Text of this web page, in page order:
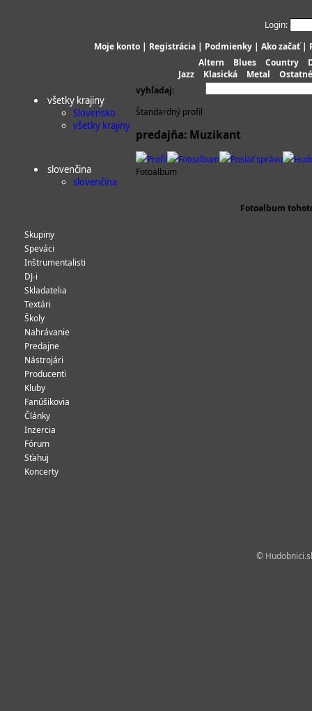
Login:
Moje konto | Registrácia | Podmienky | Ako začať|
Altern
Blues Country
Jazz
Klasická Metal
Ostatné
vyhľadaj:
všetky krajiny
Slovensko
všetky krajiny
slovenčina
slovenčina
Skupiny
Speváci
Inštrumentalisti
DJ-i
Skladatelia
Textári
Školy
Nahrávanie
Predajne
Nástrojári
Producenti
Kluby
Fanúšikovia
Články
Inzercia
Fórum
Sťahuj
Koncerty
Štandardný profil
predajňa: Muzikant
Profil Fotoalbum Poslať správu
Fotoalbum
Fotoalbum
©